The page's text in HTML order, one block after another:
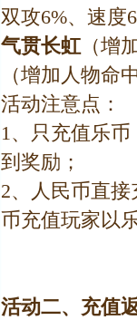
双攻6%、速度
气贯长虹 （增
（增加人物命
活动注意点：
1、只充值乐
到奖励；
2、人民币直
币充值玩家以
活动二、充值